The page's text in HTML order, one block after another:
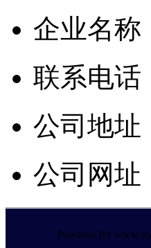
企业名称
联系电话
公司地址
公司网址
Powered By